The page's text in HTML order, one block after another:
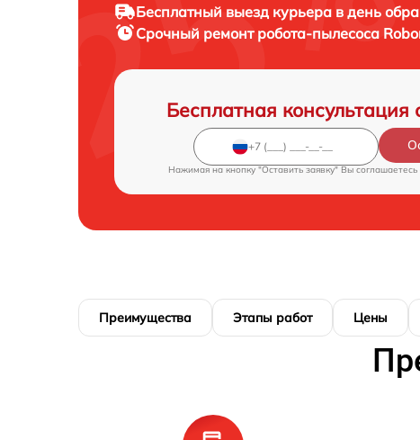
Бесплатный выезд курьера в день
Срочный ремонт робота-пылесоса
Бесплатная консультация
Нажимая на кнопку "Оставить заявку" Вы соглашаетесь
Преимущества Этапы работ Цены